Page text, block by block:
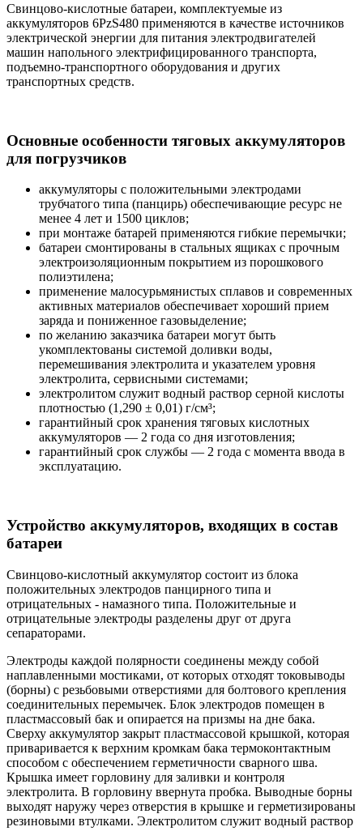
Свинцово-кислотные батареи, комплектуемые из
аккумуляторов 6PzS480 применяются в качестве источников
электрической энергии для питания электродвигателей
машин напольного электрифицированного транспорта,
подъемно-транспортного оборудования и других
транспортных средств.
Основные особенности тяговых аккумуляторов
для погрузчиков
аккумуляторы с положительными электродами
трубчатого типа (панцирь) обеспечивающие ресурс не
менее 4 лет и 1500 циклов;
при монтаже батарей применяются гибкие перемычки;
батареи смонтированы в стальных ящиках с прочным
электроизоляционным покрытием из порошкового
полиэтилена;
применение малосурьмянистых сплавов и современных
активных материалов обеспечивает хороший прием
заряда и пониженное газовыделение;
по желанию заказчика батареи могут быть
укомплектованы системой доливки воды,
перемешивания электролита и указателем уровня
электролита, сервисными системами;
электролитом служит водный раствор серной кислоты
плотностью (1,290 ± 0,01) г/см³;
гарантийный срок хранения тяговых кислотных
аккумуляторов — 2 года со дня изготовления;
гарантийный срок службы — 2 года с момента ввода в
эксплуатацию.
Устройство аккумуляторов, входящих в состав
батареи
Свинцово-кислотный аккумулятор состоит из блока
положительных электродов панцирного типа и
отрицательных - намазного типа. Положительные и
отрицательные электроды разделены друг от друга
сепараторами.
Электроды каждой полярности соединены между собой
наплавленными мостиками, от которых отходят токовыводы
(борны) с резьбовыми отверстиями для болтового крепления
соединительных перемычек. Блок электродов помещен в
пластмассовый бак и опирается на призмы на дне бака.
Сверху аккумулятор закрыт пластмассовой крышкой, которая
приваривается к верхним кромкам бака термоконтактным
способом с обеспечением герметичности сварного шва.
Крышка имеет горловину для заливки и контроля
электролита. В горловину ввернута пробка. Выводные борны
выходят наружу через отверстия в крышке и герметизированы
резиновыми втулками. Электролитом служит водный раствор